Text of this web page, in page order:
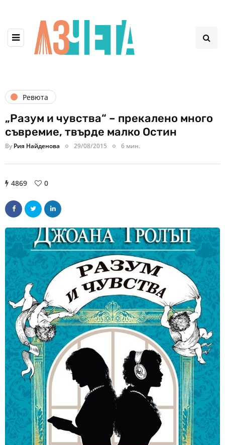
Ревюта
„Разум и чувства“ – прекалено много
съвремие, твърде малко Остин
By Рия Найденова 29/08/2015 6 мин.
4869 0